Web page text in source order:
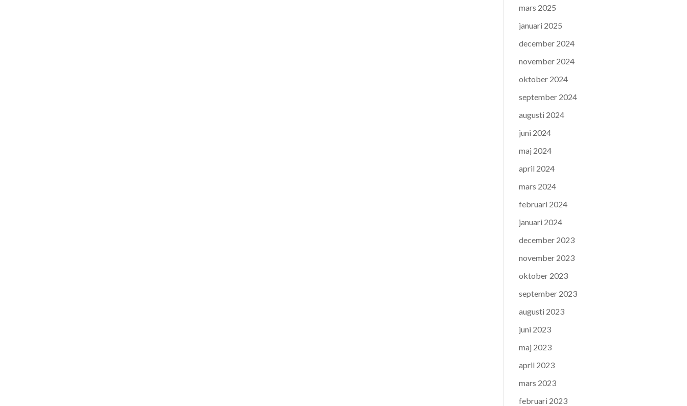
mars 2025
januari 2025
december 2024
november 2024
oktober 2024
september 2024
augusti 2024
juni 2024
maj 2024
april 2024
mars 2024
februari 2024
januari 2024
december 2023
november 2023
oktober 2023
september 2023
augusti 2023
juni 2023
maj 2023
april 2023
mars 2023
februari 2023